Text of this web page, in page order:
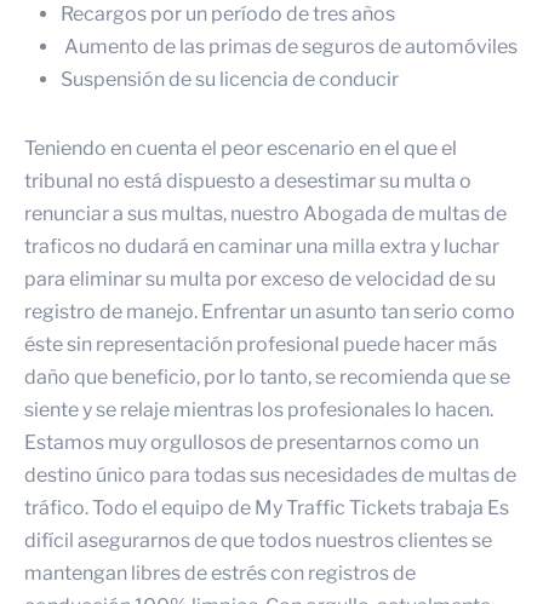
Recargos por un período de tres años
Aumento de las primas de seguros de automóviles
Suspensión de su licencia de conducir
Teniendo en cuenta el peor escenario en el que el
tribunal no está dispuesto a desestimar su multa o
renunciar a sus multas, nuestro Abogada de multas de
traficos no dudará en caminar una milla extra y luchar
para eliminar su multa por exceso de velocidad de su
registro de manejo. Enfrentar un asunto tan serio como
éste sin representación profesional puede hacer más
daño que beneficio, por lo tanto, se recomienda que se
siente y se relaje mientras los profesionales lo hacen.
Estamos muy orgullosos de presentarnos como un
destino único para todas sus necesidades de multas de
tráfico. Todo el equipo de My Traffic Tickets trabaja Es
difícil asegurarnos de que todos nuestros clientes se
mantengan libres de estrés con registros de